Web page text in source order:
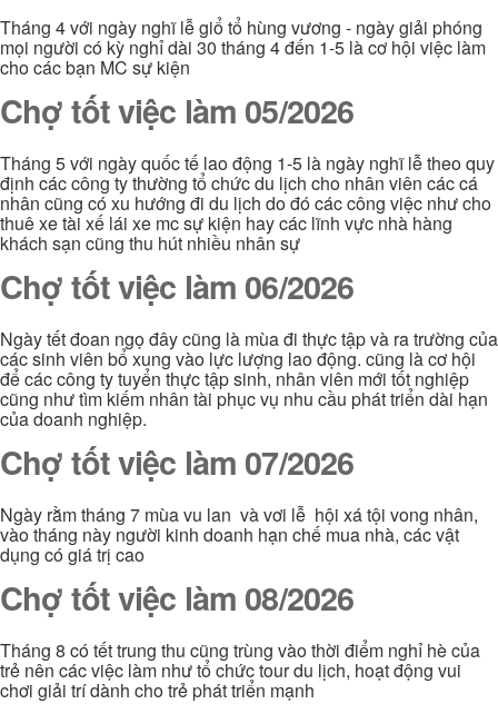
Tháng 4 với ngày nghĩ lễ giổ tổ hùng vương - ngày giải phóng
mọi người có kỳ nghỉ dài 30 tháng 4 đến 1-5 là cơ hội việc làm
cho các bạn MC sự kiện
Chợ tốt việc làm 05/2026
Tháng 5 với ngày quốc tế lao động 1-5 là ngày nghĩ lễ theo quy
định các công ty thường tổ chức du lịch cho nhân viên các cá
nhân cũng có xu hướng đi du lịch do đó các công việc như cho
thuê xe tài xế lái xe mc sự kiện hay các lĩnh vực nhà hàng
khách sạn cũng thu hút nhiều nhân sự
Chợ tốt việc làm 06/2026
Ngày tết đoan ngọ đây cũng là mùa đi thực tập và ra trường của
các sinh viên bổ xung vào lực lượng lao động. cũng là cơ hội
để các công ty tuyển thực tập sinh, nhân viên mới tốt nghiệp
cũng như tìm kiếm nhân tài phục vụ nhu cầu phát triển dài hạn
của doanh nghiệp.
Chợ tốt việc làm 07/2026
Ngày rằm tháng 7 mùa vu lan và vơi lễ hội xá tội vong nhân,
vào tháng này người kinh doanh hạn chế mua nhà, các vật
dụng có giá trị cao
Chợ tốt việc làm 08/2026
Tháng 8 có tết trung thu cũng trùng vào thời điểm nghỉ hè của
trẻ nên các việc làm như tổ chức tour du lịch, hoạt động vui
chơi giải trí dành cho trẻ phát triển mạnh